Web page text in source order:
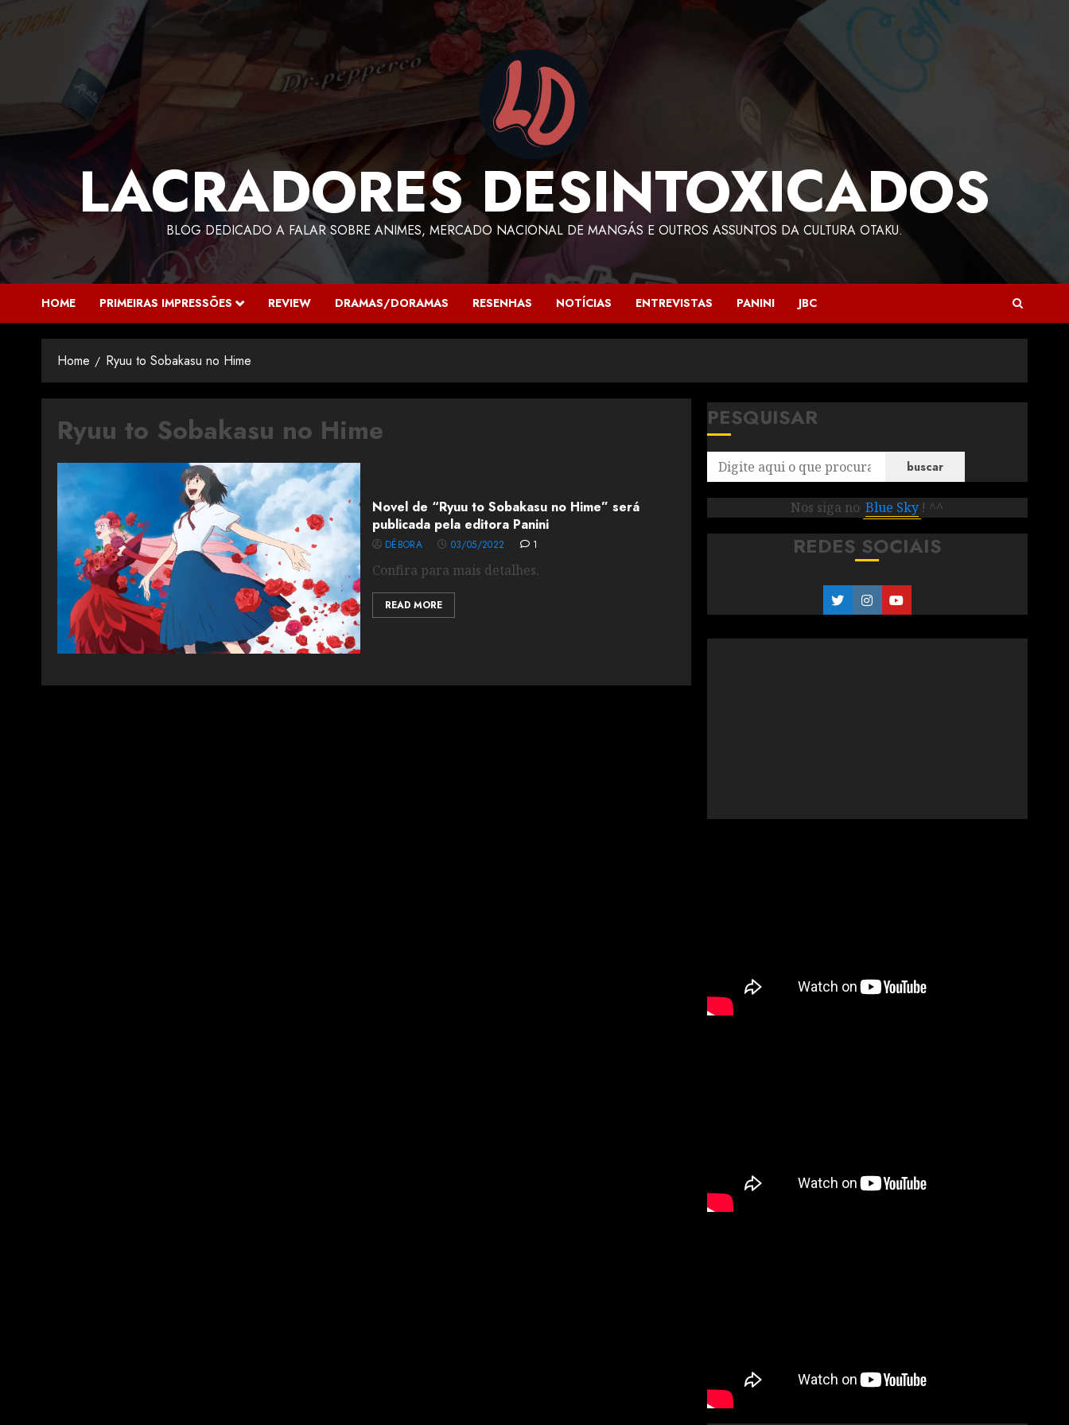
LACRADORES DESINTOXICADOS
BLOG DEDICADO A FALAR SOBRE ANIMES, MERCADO NACIONAL DE MANGÁS E OUTROS ASSUNTOS DA CULTURA OTAKU.
HOME PRIMEIRAS IMPRESSÕES REVIEW DRAMAS/DORAMAS RESENHAS NOTÍCIAS ENTREVISTAS PANINI JBC
Home Ryuu to Sobakasu no Hime
Ryuu to Sobakasu no Hime
Novel de “Ryuu to Sobakasu no Hime” será
publicada pela editora Panini
DÉBORA 03/05/2022 1
Confira para mais detalhes.
READ MORE
PESQUISAR
buscar
Nos siga no Blue Sky ! ^^
REDES SOCIAIS